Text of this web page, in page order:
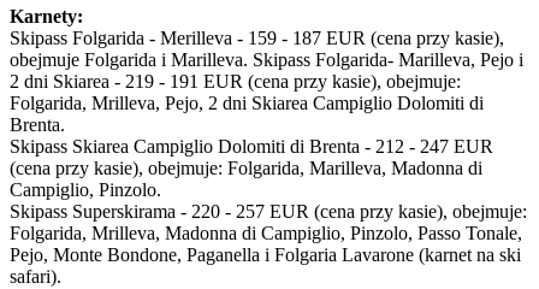
Karnety:
Skipass Folgarida - Merilleva - 159 - 187 EUR (cena przy kasie),
obejmuje Folgarida i Marilleva. Skipass Folgarida- Marilleva, Pejo i
2 dni Skiarea - 219 - 191 EUR (cena przy kasie), obejmuje:
Folgarida, Mrilleva, Pejo, 2 dni Skiarea Campiglio Dolomiti di
Brenta.
Skipass Skiarea Campiglio Dolomiti di Brenta - 212 - 247 EUR
(cena przy kasie), obejmuje: Folgarida, Marilleva, Madonna di
Campiglio, Pinzolo.
Skipass Superskirama - 220 - 257 EUR (cena przy kasie), obejmuje:
Folgarida, Mrilleva, Madonna di Campiglio, Pinzolo, Passo Tonale,
Pejo, Monte Bondone, Paganella i Folgaria Lavarone (karnet na ski
safari).